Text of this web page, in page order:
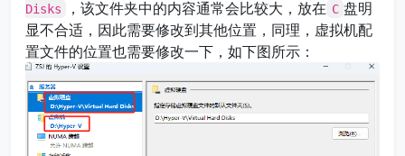
Disks
，该文件夹中的内容通常会比较大，放在 C 盘明
显不合适，因此需要修改到其他位置，同理，虚拟机配
置文件的位置也需要修改一下，如下图所示：